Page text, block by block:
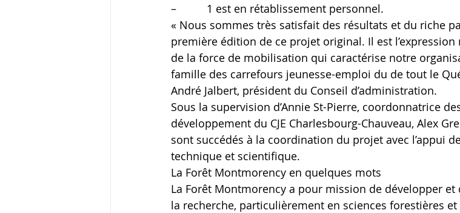
–          1 est en rétablissement personnel.
« Nous sommes très satisfait des résultats et du riche
première édition de ce projet original. Il est
de la force de mobilisation qui caractérise notre
famille des carrefours jeunesse-emploi du de tout le
André Jalbert, président du Conseil d’administration.
Sous la supervision d’Annie St-Pierre, coordonnatrice
développement du CJE Charlesbourg-Chauveau, Alex
sont succédés à la coordination du projet avec l’appui
technique et scientifique.
La Forêt Montmorency en quelques mots
La Forêt Montmorency a pour mission de développer et
la recherche, particulièrement en sciences forestières